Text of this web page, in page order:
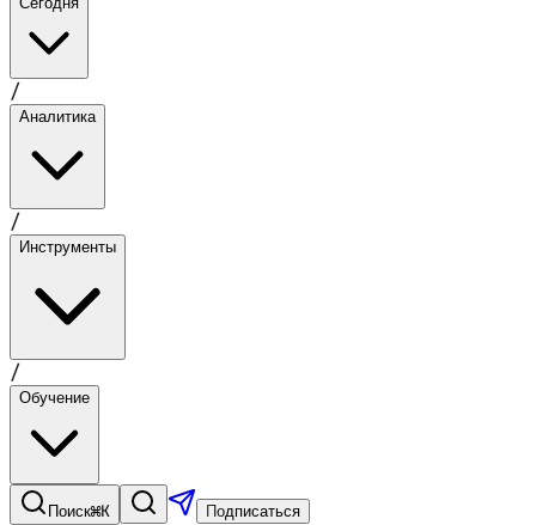
/
Аналитика
/
Инструменты
/
Обучение
Поиск⌘K Подписаться